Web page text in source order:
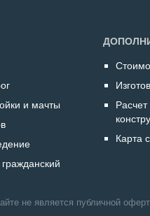
и мачты
Карта
не является публичной